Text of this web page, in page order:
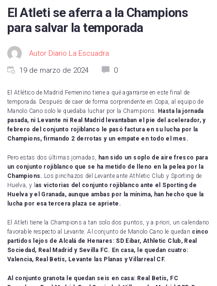
El Atleti se aferra a la Champions
para salvar la temporada
Autor Diario La Escuadra
19 de marzo de 2024
0
El Atlético de Madrid Femenino tiene a qué agarrarse en este final de
temporada. Después de caer de forma sorprendente en Copa, al equipo de
Manolo Cano solo le quedaba luchar por la Champions. Hasta la jornada
pasada, ni Levante ni Real Madrid levantaban el pie del acelerador, y
febrero del conjunto rojiblanco le pasó factura en su lucha por la
Champions, firmando 2 derrotas y un empate en todo el mes.
Pero estas dos últimas jornadas,
han sido un soplo de aire fresco para
un conjunto rojiblanco que se ha metido de lleno en la pelea por la
Champions. Los pinchazos del Levante ante Athletic Club y Sporting de
Huelva, y l as victorias del conjunto rojiblanco ante el Sporting de
Huelva y el Granada, aunque ambas por la mínima, han hecho que la
lucha por esa tercera plaza se apriete.
El Atleti tiene la Champions a tan solo dos puntos, y a priori, un calendario
favorable respecto al Levante. Al conjunto de Manolo Cano le quedan cinco
partidos lejos de Alcalá de Henares: SD Eibar, Athletic Club, Real
Sociedad, Real Madrid y Sevilla FC. En casa, le quedan cuatro:
Valencia, Real Betis, Levante las Planas y Villarreal CF.
Al conjunto granota le quedan seis en casa: Real Betis, FC